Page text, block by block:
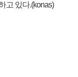
고 있다.(konas)